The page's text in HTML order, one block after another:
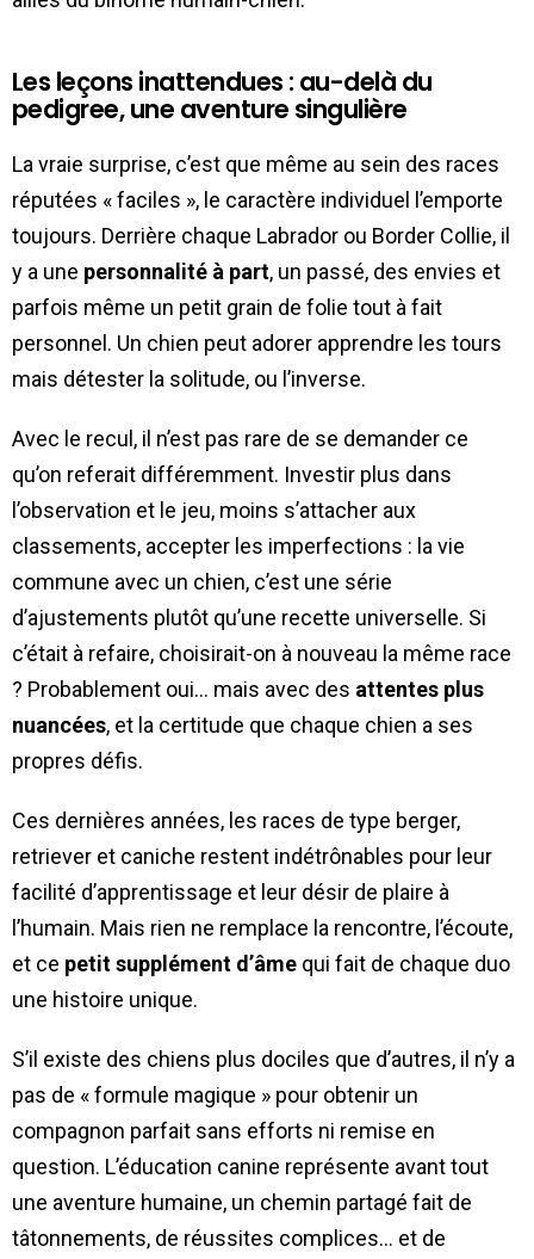
Les leçons inattendues : au-delà du
pedigree, une aventure singulière
La vraie surprise, c’est que même au sein des races
réputées « faciles », le caractère individuel l’emporte
toujours. Derrière chaque Labrador ou Border Collie, il
y a une personnalité à part, un passé, des envies et
parfois même un petit grain de folie tout à fait
personnel. Un chien peut adorer apprendre les tours
mais détester la solitude, ou l’inverse.
Avec le recul, il n’est pas rare de se demander ce
qu’on referait différemment. Investir plus dans
l’observation et le jeu, moins s’attacher aux
classements, accepter les imperfections : la vie
commune avec un chien, c’est une série
d’ajustements plutôt qu’une recette universelle. Si
c’était à refaire, choisirait-on à nouveau la même race
? Probablement oui… mais avec des attentes plus
nuancées, et la certitude que chaque chien a ses
propres défis.
Ces dernières années, les races de type berger,
retriever et caniche restent indétrônables pour leur
facilité d’apprentissage et leur désir de plaire à
l’humain. Mais rien ne remplace la rencontre, l’écoute,
et ce petit supplément d’âme qui fait de chaque duo
une histoire unique.
S’il existe des chiens plus dociles que d’autres, il n’y a
pas de « formule magique » pour obtenir un
compagnon parfait sans efforts ni remise en
question. L’éducation canine représente avant tout
une aventure humaine, un chemin partagé fait de
tâtonnements, de réussites complices… et de